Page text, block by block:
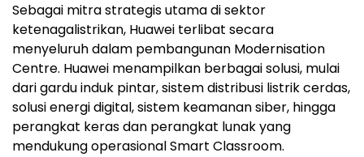
Sebagai mitra strategis utama di sektor
ketenagalistrikan, Huawei terlibat secara
menyeluruh dalam pembangunan Modernisation
Centre. Huawei menampilkan berbagai solusi, mulai
dari gardu induk pintar, sistem distribusi listrik cerdas,
solusi energi digital, sistem keamanan siber, hingga
perangkat keras dan perangkat lunak yang
mendukung operasional Smart Classroom.